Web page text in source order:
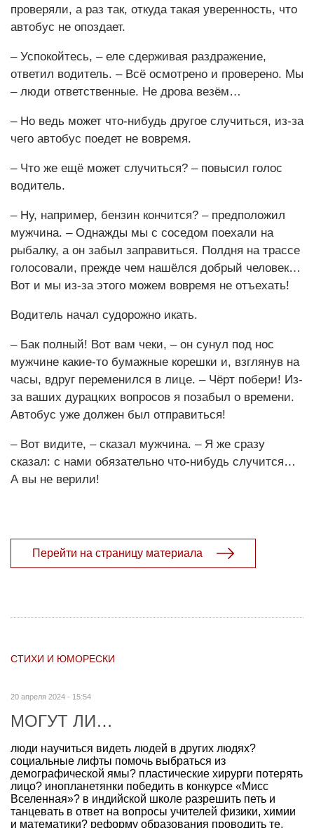
проверяли, а раз так, откуда такая уверенность, что
автобус не опоздает.
– Успокойтесь, – еле сдерживая раздражение,
ответил водитель. – Всё осмотрено и проверено. Мы
– люди ответственные. Не дрова везём…
– Но ведь может что-нибудь другое случиться, из-за
чего автобус поедет не вовремя.
– Что же ещё может случиться? – повысил голос
водитель.
– Ну, например, бензин кончится? – предположил
мужчина. – Однажды мы с соседом поехали на
рыбалку, а он забыл заправиться. Полдня на трассе
голосовали, прежде чем нашёлся добрый человек…
Вот и мы из-за этого можем вовремя не отъехать!
Водитель начал судорожно икать.
– Бак полный! Вот вам чеки, – он сунул под нос
мужчине какие-то бумажные корешки и, взглянув на
часы, вдруг переменился в лице. – Чёрт побери! Из-
за ваших дурацких вопросов я позабыл о времени.
Автобус уже должен был отправиться!
– Вот видите, – сказал мужчина. – Я же сразу
сказал: с нами обязательно что-нибудь случится…
А вы не верили!
Перейти на страницу материала
СТИХИ И ЮМОРЕСКИ
20 апреля 2024 - 15:54
МОГУТ ЛИ…
люди научиться видеть людей в других людях?
социальные лифты помочь выбраться из
демографической ямы? пластические хирурги потерять
лицо? инопланетянки победить в конкурсе «Мисс
Вселенная»? в индийской школе разрешить петь и
танцевать в ответ на вопросы учителей физики, химии
и математики? реформу образования проводить те,